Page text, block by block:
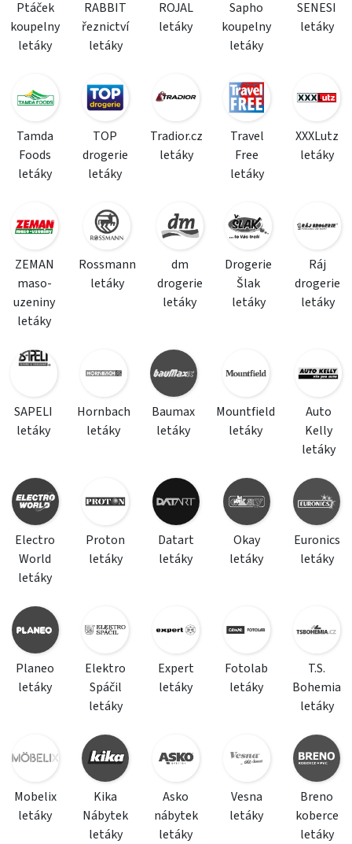
Ptáček
koupelny
letáky
RABBIT
řeznictví
letáky
ROJAL
letáky
Sapho
koupelny
letáky
SENESI
letáky
Tamda
Foods
letáky
TOP
drogerie
letáky
Tradior.cz
letáky
Travel
Free
letáky
XXXLutz
letáky
ZEMAN
maso-
uzeniny
letáky
Rossmann
letáky
dm
drogerie
letáky
Drogerie
Šlak
letáky
Ráj
drogerie
letáky
SAPELI
letáky
Hornbach
letáky
Baumax
letáky
Mountfield
letáky
Auto
Kelly
letáky
Electro
World
letáky
Proton
letáky
Datart
letáky
Okay
letáky
Euronics
letáky
Planeo
letáky
Elektro
Spáčil
letáky
Expert
letáky
Fotolab
letáky
T.S.
Bohemia
letáky
Mobelix
letáky
Kika
Nábytek
letáky
Asko
nábytek
letáky
Vesna
letáky
Breno
koberce
letáky